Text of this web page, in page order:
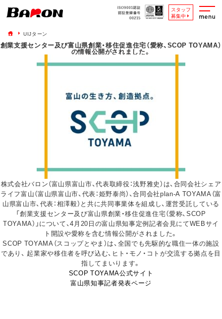
スタッフ
募集中
UIJターン
創業支援センター及び富山県創業・移住促進住宅（愛称、SCOP TOYAMA）
の情報公開がされました。
株式会社バロン（富山県富山市、代表取締役：浅野雅史）は、合同会社シェア
ライフ富山（富山県富山市、代表：姫野泰尚）、合同会社plan-A TOYAMA（富
山県富山市、代表：相澤毅）と共に共同事業体を組成し、運営受託している
「創業支援センター及び富山県創業・移住促進住宅（愛称、SCOP
TOYAMA）」について、4月20日の富山県知事定例記者会見にてWEBサイ
ト開設や愛称を含む情報公開がされました。
SCOP TOYAMA（スコップとやま）は、全国でも先駆的な職住一体の施設
であり、 起業家や移住者を呼び込む、ヒト・モノ・コトが交流する拠点を目
指してまいります。
SCOP TOYAMA公式サイト
富山県知事記者発表ページ